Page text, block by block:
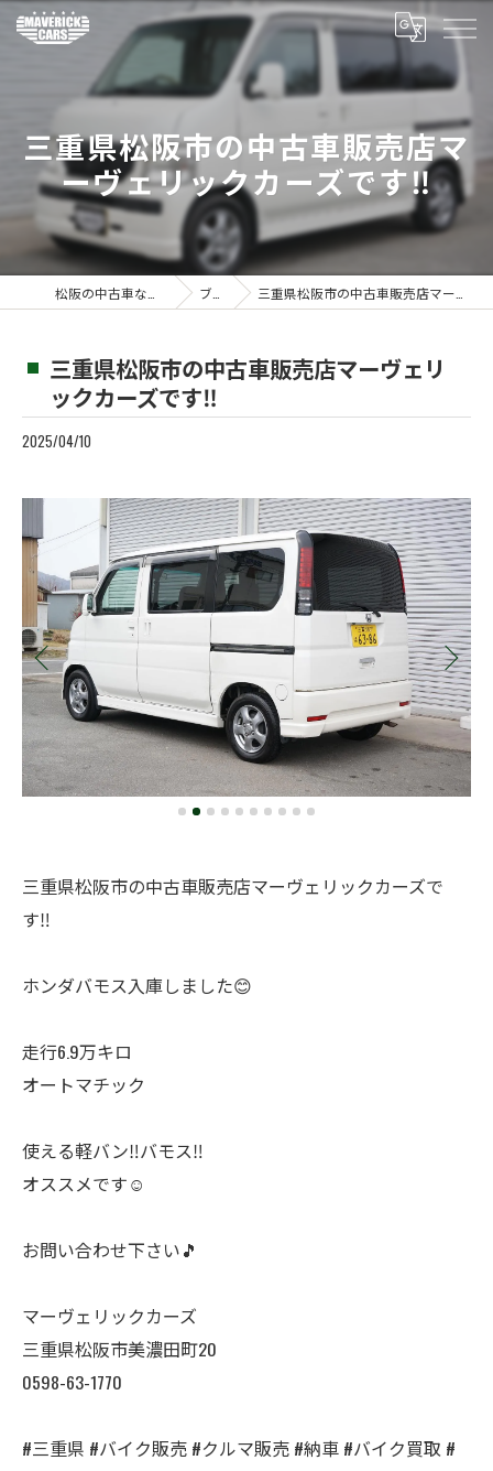
三重県松阪市の中古車販売店マ
ーヴェリックカーズです‼️
ブログ 三重県松阪市の中古車販売店マーヴェリックカーズです‼️
三重県松阪市の中古車販売店マーヴェリ
ックカーズです‼️
2025/04/10
三重県松阪市の中古車販売店マーヴェリックカーズで
す‼️
ホンダバモス入庫しました😊
走行6.9万キロ
オートマチック
使える軽バン‼️バモス‼️
オススメです☺️
お問い合わせ下さい🎵
マーヴェリックカーズ
三重県松阪市美濃田町20
0598-63-1770
#三重県 #バイク販売 #クルマ販売 #納車 #バイク買取 #